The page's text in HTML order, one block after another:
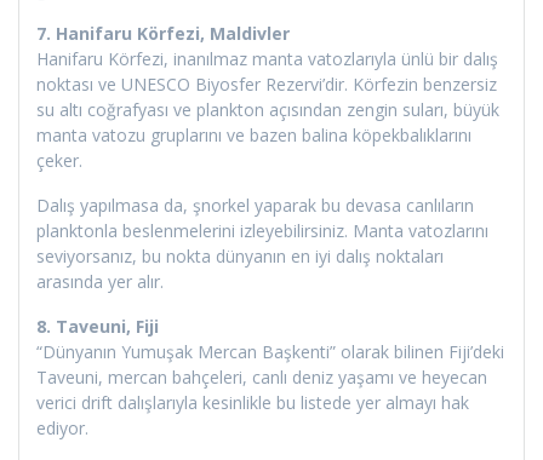
7. Hanifaru Körfezi, Maldivler
Hanifaru Körfezi, inanılmaz manta vatozlarıyla ünlü bir dalış
noktası ve UNESCO Biyosfer Rezervi’dir. Körfezin benzersiz
su altı coğrafyası ve plankton açısından zengin suları, büyük
manta vatozu gruplarını ve bazen balina köpekbalıklarını
çeker.
Dalış yapılmasa da, şnorkel yaparak bu devasa canlıların
planktonla beslenmelerini izleyebilirsiniz. Manta vatozlarını
seviyorsanız, bu nokta dünyanın en iyi dalış noktaları
arasında yer alır.
8. Taveuni, Fiji
“Dünyanın Yumuşak Mercan Başkenti” olarak bilinen Fiji’deki
Taveuni, mercan bahçeleri, canlı deniz yaşamı ve heyecan
verici drift dalışlarıyla kesinlikle bu listede yer almayı hak
ediyor.